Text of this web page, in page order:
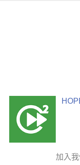
加入我